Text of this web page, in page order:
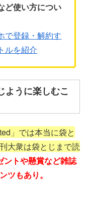
ど使い方につい
で登録・解約す
ルを紹介
うに楽しむこ
」では本当に袋と
大衆は袋とじまで読
ントや懸賞など雑誌
ツもあり。